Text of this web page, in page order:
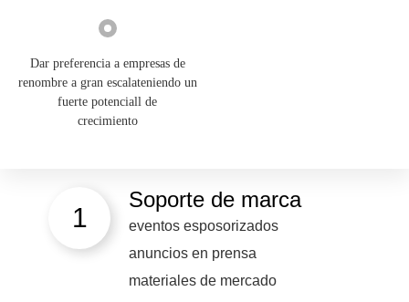
Dar preferencia a empresas de
renombre a gran escalateniendo un
fuerte potenciall de
crecimiento
1
Soporte de marca
eventos esposorizados
anuncios en prensa
materiales de mercado